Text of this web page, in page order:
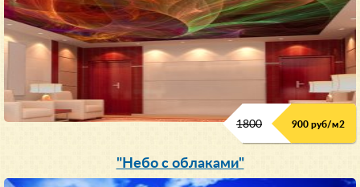
1800 900 руб/м2
"Небо с облаками"